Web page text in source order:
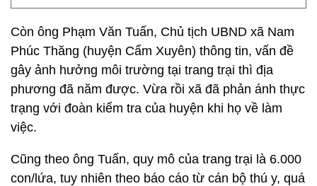
Còn ông Phạm Văn Tuấn, Chủ tịch UBND xã Nam
Phúc Thăng (huyện Cẩm Xuyên) thông tin, vấn đề
gây ảnh hưởng môi trường tại trang trại thì địa
phương đã năm được. Vừa rồi xã đã phản ánh thực
trạng với đoàn kiểm tra của huyện khi họ về làm
việc.
Cũng theo ông Tuấn, quy mô của trang trại là 6.000
con/lứa, tuy nhiên theo báo cáo từ cán bộ thú y, quá